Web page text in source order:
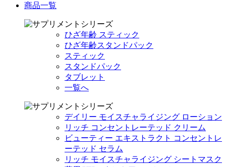
商品一覧
ひざ年齢 スティック
ひざ年齢スタンドパック
スティック
スタンドパック
タブレット
一覧へ
デイリー モイスチャライジング ローション
リッチ コンセントレーテッド クリーム
ビューティー エキストラクト コンセントレ
ーテッド セラム
リッチ モイスチャライジング シートマスク